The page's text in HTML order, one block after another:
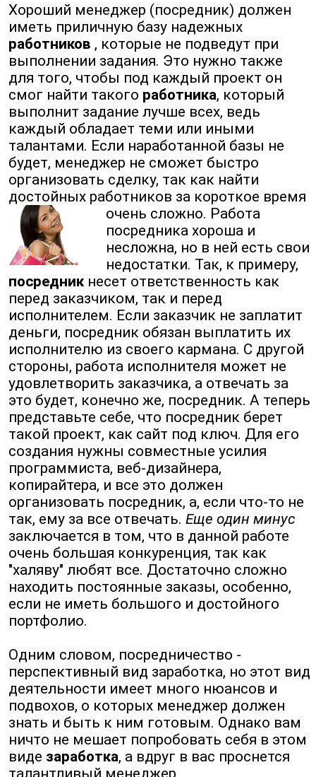
Хороший менеджер (посредник) должен
иметь приличную базу надежных
работников , которые не подведут при
выполнении задания. Это нужно также
для того, чтобы под каждый проект он
смог найти такого работника, который
выполнит задание лучше всех, ведь
каждый обладает теми или иными
талантами. Если наработанной базы не
будет, менеджер не сможет быстро
организовать сделку, так как найти
достойных работников за короткое время
очень сложно. Работа
посредника хороша и
несложна, но в ней есть свои
недостатки. Так, к примеру,
посредник несет ответственность как
перед заказчиком, так и перед
исполнителем. Если заказчик не заплатит
деньги, посредник обязан выплатить их
исполнителю из своего кармана. С другой
стороны, работа исполнителя может не
удовлетворить заказчика, а отвечать за
это будет, конечно же, посредник. А теперь
представьте себе, что посредник берет
такой проект, как сайт под ключ. Для его
создания нужны совместные усилия
программиста, веб-дизайнера,
копирайтера, и все это должен
организовать посредник, а, если что-то не
так, ему за все отвечать. Еще один минус
заключается в том, что в данной работе
очень большая конкуренция, так как
"халяву" любят все. Достаточно сложно
находить постоянные заказы, особенно,
если не иметь большого и достойного
портфолио.
Одним словом, посредничество -
перспективный вид заработка, но этот вид
деятельности имеет много нюансов и
подвохов, о которых менеджер должен
знать и быть к ним готовым. Однако вам
ничто не мешает попробовать себя в этом
виде заработка, а вдруг в вас проснется
талантливый менеджер.